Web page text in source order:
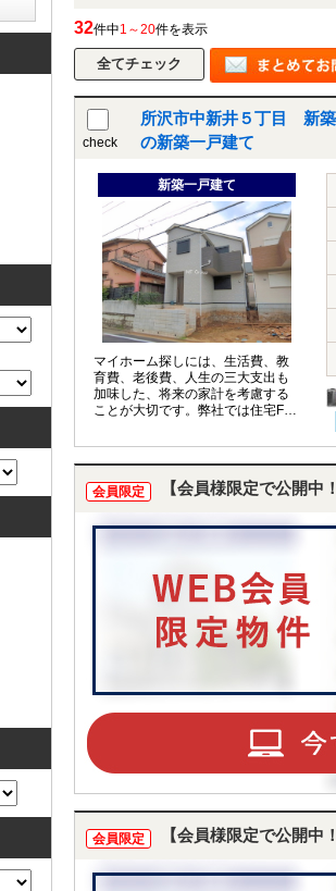
32件中1～20件を表示
check
所沢市中新井５丁目 新
の新築一戸建て
新築一戸建て
マイホーム探しには、生活費、教
育費、老後費、人生の三大支出も
加味した、将来の家計を考慮する
ことが大切です。弊社では住宅FP
会員限定 【会員様限定で公開中！
会員限定 【会員様限定で公開中！